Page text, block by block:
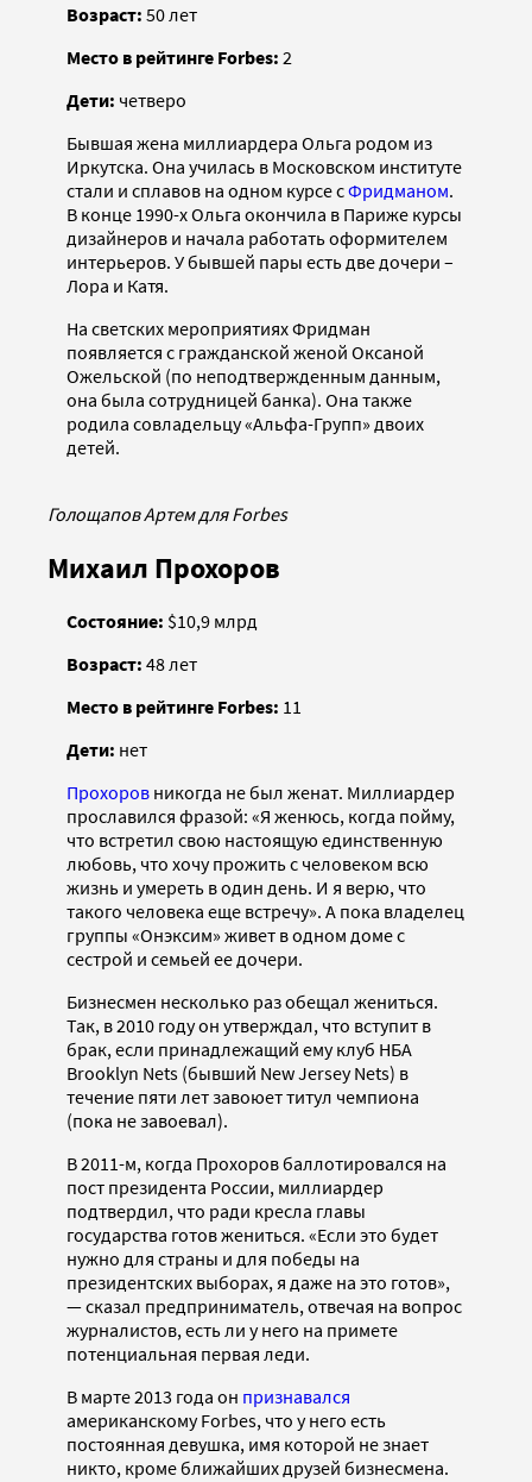
Возраст: 50 лет
Место в рейтинге Forbes: 2
Дети: четверо
Бывшая жена миллиардера Ольга родом из
Иркутска. Она училась в Московском институте
стали и сплавов на одном курсе сФридманом.
В конце 1990-х Ольга окончила в Париже курсы
дизайнеров и начала работать оформителем
интерьеров. У бывшей пары есть две дочери –
Лора и Катя.
На светских мероприятиях Фридман
появляется с гражданской женой Оксаной
Ожельской (по неподтвержденным данным,
она была сотрудницей банка). Она также
родила совладельцу «Альфа-Групп» двоих
детей.
Голощапов Артем для Forbes
Михаил Прохоров
Состояние: $10,9 млрд
Возраст: 48 лет
Место в рейтинге Forbes: 11
Дети: нет
Прохоров никогда не был женат. Миллиардер
прославился фразой: «Я женюсь, когда пойму,
что встретил свою настоящую единственную
любовь, что хочу прожить с человеком всю
жизнь и умереть в один день. И я верю, что
такого человека еще встречу». А пока владелец
группы «Онэксим» живет в одном доме с
сестрой и семьей ее дочери.
Бизнесмен несколько раз обещал жениться.
Так, в 2010 году он утверждал, что вступит в
брак, если принадлежащий ему клуб НБА
Brooklyn Nets (бывший New Jersey Nets) в
течение пяти лет завоюет титул чемпиона
(пока не завоевал).
В 2011-м, когда Прохоров баллотировался на
пост президента России, миллиардер
подтвердил, что ради кресла главы
государства готов жениться. «Если это будет
нужно для страны и для победы на
президентских выборах, я даже на это готов»,
— сказал предприниматель, отвечая на вопрос
журналистов, есть ли у него на примете
потенциальная первая леди.
В марте 2013 года он признавался
американскому Forbes, что у него есть
постоянная девушка, имя которой не знает
никто, кроме ближайших друзей бизнесмена.